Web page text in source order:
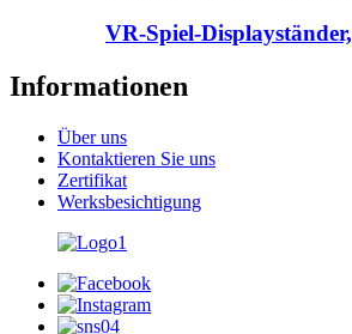
VR-Spiel-
Informationen
Über uns
Kontaktieren Sie uns
Zertifikat
Werksbesichtigung